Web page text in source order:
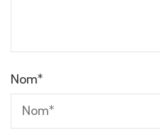
Nom*